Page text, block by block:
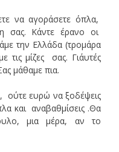
να αγοράσετε όπλα,
σας. Κάντε έρανο οι
την Ελλάδα (τρομάρα
μίζες σας. Γι΄αυτές
μάθαμε πια.
ούτε ευρώ να ξοδέψεις
και αναβαθμίσεις .Θα
μια μέρα, αν το